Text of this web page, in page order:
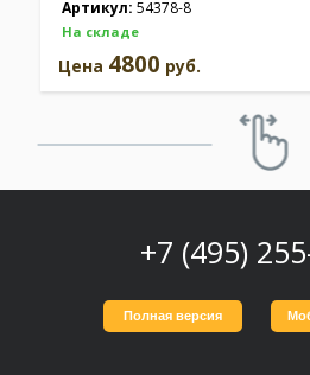
Артикул: 54378-8
На складе
Цена 4800 руб.
+7 (495)
Полная версия